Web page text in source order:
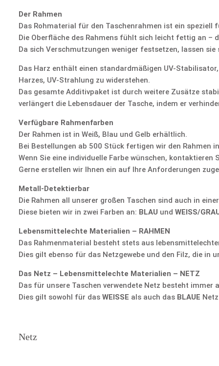
Der Rahmen
Das Rohmaterial für den Taschenrahmen ist ein
Die Oberfläche des Rahmens fühlt sich leicht fettig an
Da sich Verschmutzungen weniger festsetzen, lassen
Das Harz enthält einen standardmäßigen UV-
Harzes, UV-Strahlung zu widerstehen.
Das gesamte Additivpaket ist durch weitere Zusätze
verlängert die Lebensdauer der Tasche, indem er
Verfügbare Rahmenfarben
Der Rahmen ist in Weiß, Blau und Gelb erhältlich.
Bei Bestellungen ab 500 Stück fertigen wir den Rahmen
Wenn Sie eine individuelle Farbe wünschen, kontaktieren
Gerne erstellen wir Ihnen ein auf Ihre Anforderungen
Metall-Detektierbar
Die Rahmen all unserer großen Taschen sind auch in
Diese bieten wir in zwei Farben an: BLAU und WEISS/
Lebensmittelechte Materialien – RAHMEN
Das Rahmenmaterial besteht stets aus
Dies gilt ebenso für das Netzgewebe und den Filz, die in
Das Netz – Lebensmittelechte Materialien – NETZ
Das für unsere Taschen verwendete Netz besteht
Dies gilt sowohl für das WEISSE als auch das BLAUE
Netz